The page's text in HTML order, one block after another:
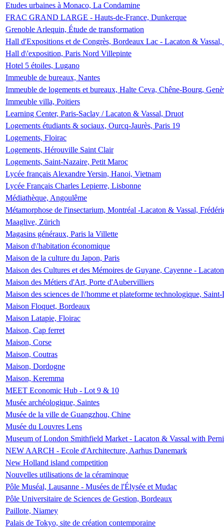
Etudes urbaines à Monaco, La Condamine
FRAC GRAND LARGE - Hauts-de-France, Dunkerque
Grenoble Arlequin, Étude de transformation
Hall d'Expositions et de Congrès, Bordeaux Lac - Lacaton &
Hall d\'exposition, Paris Nord Villepinte
Hotel 5 étoiles, Lugano
Immeuble de bureaux, Nantes
Immeuble de logements et bureaux, Halte Ceva, Chêne-Bourg,
Immeuble villa, Poitiers
Learning Center, Paris-Saclay / Lacaton & Vassal, Druot
Logements étudiants & sociaux, Ourcq-Jaurès, Paris 19
Logements, Floirac
Logements, Hérouville Saint Clair
Logements, Saint-Nazaire, Petit Maroc
Lycée français Alexandre Yersin, Hanoi, Vietnam
Lycée Français Charles Lepierre, Lisbonne
Médiathèque, Angoulême
Métamorphose de l'insectarium, Montréal -Lacaton & Vassal,
Maaglive, Zürich
Magasins généraux, Paris la Villette
Maison d\'habitation économique
Maison de la culture du Japon, Paris
Maison des Cultures et des Mémoires de Guyane, Cayenne -
Maison des Métiers d'Art, Porte d'Aubervilliers
Maison des sciences de l\'homme et plateforme technologique,
Maison Floquet, Bordeaux
Maison Latapie, Floirac
Maison, Cap ferret
Maison, Corse
Maison, Coutras
Maison, Dordogne
Maison, Keremma
MEET Economic Hub - Lot 9 & 10
Musée archéologique, Saintes
Musée de la ville de Guangzhou, Chine
Musée du Louvres Lens
Museum of London Smithfield Market - Lacaton & Vassal with
NEW AARCH - Ecole d'Architecture, Aarhus Danemark
New Holland island competition
Nouvelles utilisations de la céraminque
Pôle Muséal, Lausanne - Musées de l'Élysée et Mudac
Pôle Universitaire de Sciences de Gestion, Bordeaux
Paillote, Niamey
Palais de Tokyo, site de création contemporaine